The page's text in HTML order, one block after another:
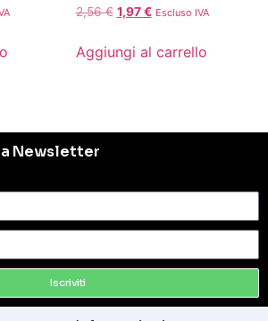
2,56€ 1,97€ Escluso IVA
Aggiungi al carrello
Newsletter
Iscriviti